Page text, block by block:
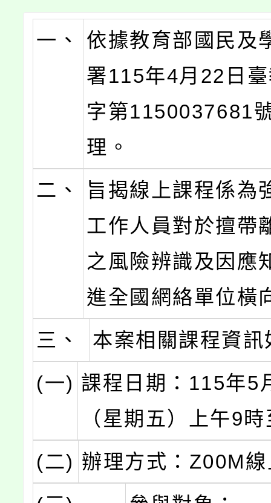
一、
依據教育部國民及
署115年4月22日
字第1150037681
理。
二、
旨揭線上課程係為
工作人員對於擅帶
之風險辨識及因應
進全國網絡單位橫
三、
本案相關課程資訊
(一) 課程日期：115年5
（星期五）上午9
(二) 辦理方式：Z00M